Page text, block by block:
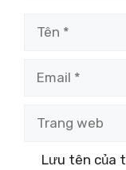
Lưu tên của